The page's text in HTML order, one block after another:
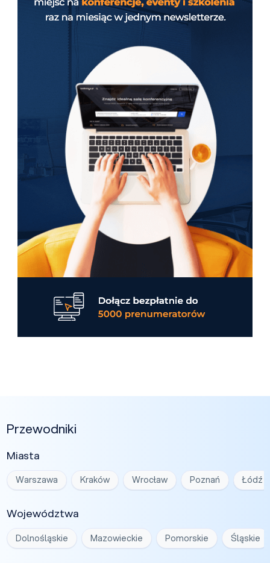
Przewodniki
Miasta
Warszawa Kraków Wrocław Poznań Łódź
Województwa
Dolnośląskie Mazowieckie Pomorskie Śląskie